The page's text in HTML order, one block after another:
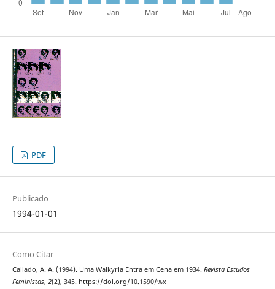
PDF
Publicado
1994-01-01
Como Citar
Callado, A. A. (1994). Uma Walkyria Entra em Cena em 1934. Revista Estudos
Feministas, 2(2), 345. https://doi.org/10.1590/%x